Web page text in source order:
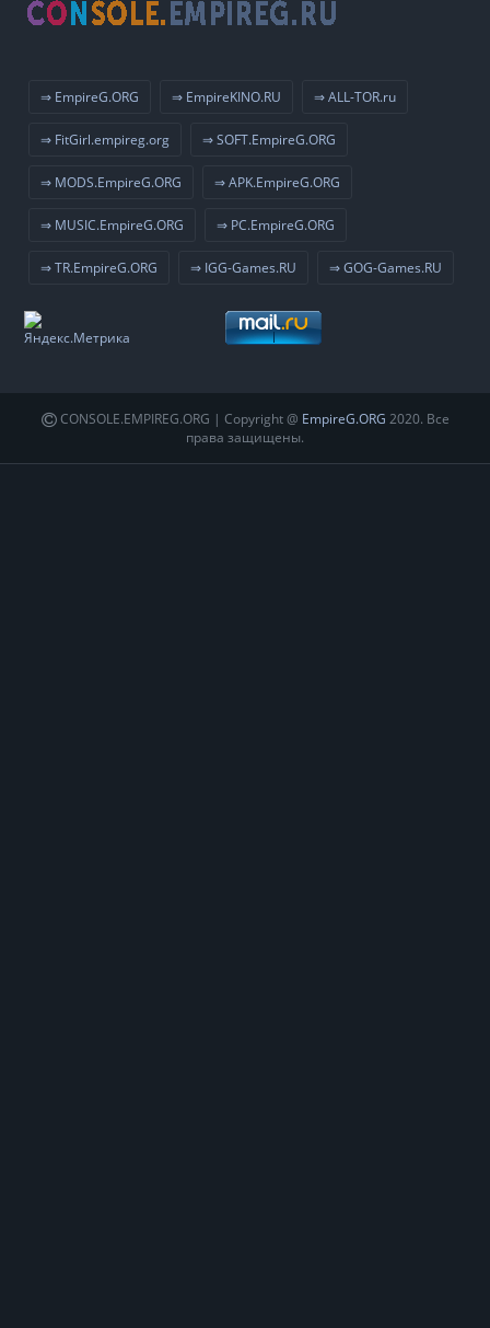
⇒ EmpireG.ORG ⇒ EmpireKINO.RU ⇒ ALL-TOR.ru
⇒ FitGirl.empireg.org ⇒ SOFT.EmpireG.ORG
⇒ MODS.EmpireG.ORG ⇒ APK.EmpireG.ORG
⇒ MUSIC.EmpireG.ORG ⇒ PC.EmpireG.ORG
⇒ TR.EmpireG.ORG ⇒ IGG-Games.RU ⇒ GOG-Games.RU
CONSOLE.EMPIREG.ORG | Copyright @ EmpireG.ORG 2020. Все
права защищены.